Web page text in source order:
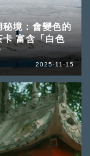
秘境：會變色的
卡 富含「白色
2025-11-15